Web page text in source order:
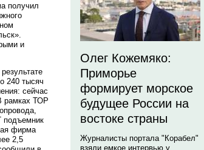
получил
и
240 тысяч
сейчас
рамках ТОР
подъемник
фирма
2,5
Олег Кожемяко:
Приморье
формирует морское
будущее России на
востоке страны
Журналисты портала "Корабел"
взяли емкое интервью у